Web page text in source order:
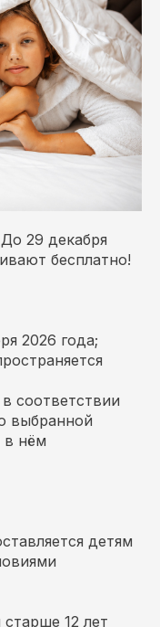
29 декабря
бесплатно!
2026 года;
соответствии
выбранной
в нём
детям
12 лет